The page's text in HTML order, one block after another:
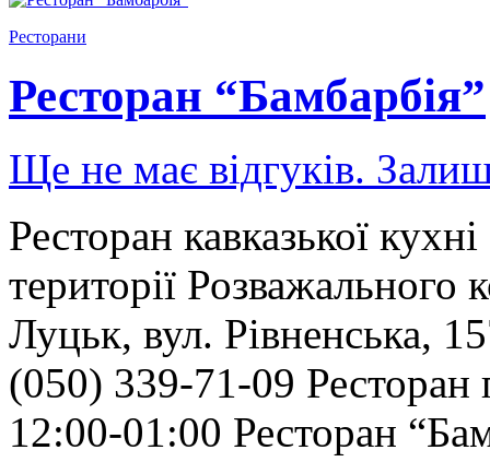
Ресторани
Ресторан “Бамбарбія”
Ще не має відгуків.
Ресторан кавказької
території
Луцьк, вул. Рівненська,
(050) 339-71-09
12:00-01:00 Ресторан